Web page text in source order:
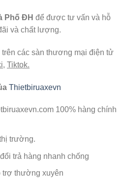
Phố ĐH để được tư vấn và hỗ
và chất lượng.
trên các sàn thương mại điện tử
, Tiktok.
Thietbiruaxevn
100% hàng chính
trường.
trả hàng nhanh chống
trợ thường xuyên